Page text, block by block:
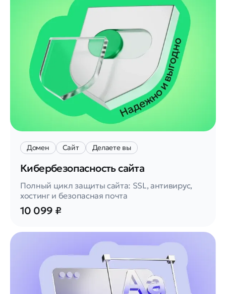
Домен Сайт Делаете вы
Кибербезопасность сайта
Полный цикл защиты сайта: SSL, антивирус,
хостинг и безопасная почта
10 099 ₽